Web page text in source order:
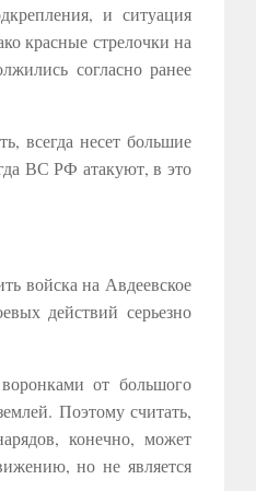
и ситуация
красные стрелочки на
согласно ранее
всегда несет большие
ВС РФ атакуют, в это
войска на Авдеевское
действий серьезно
от большого
Поэтому считать,
конечно, может
но не является